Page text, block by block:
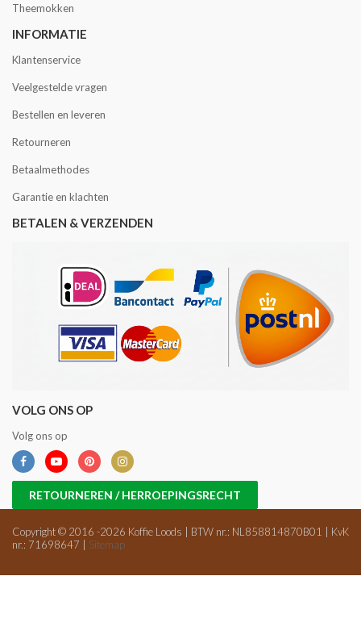
Theemokken
INFORMATIE
Klantenservice
Veelgestelde vragen
Bestellen en leveren
Retourneren
Betaalmethodes
Garantie en klachten
BETALEN & VERZENDEN
VOLG ONS OP
Volg ons op
RETOURNEREN / HERROEPINGSRECHT
Copyright © 2016 -2026 Koffie Loods | BTW nr.: NL858814870B01 | KvK
nr.: 71698647 | Sitemap